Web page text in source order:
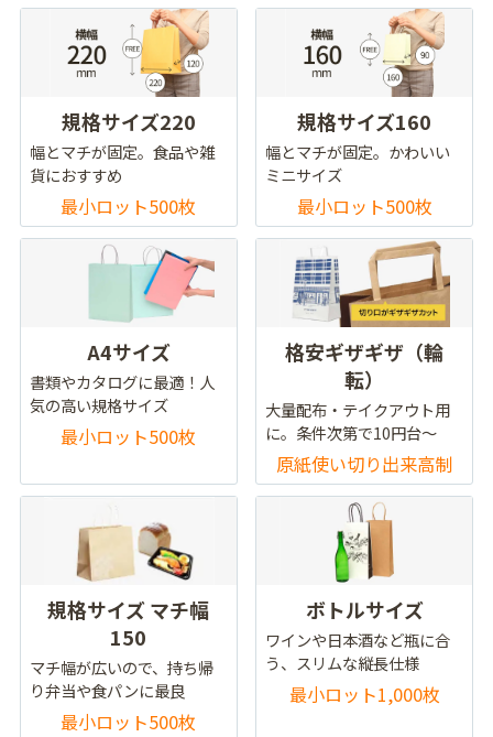
規格サイズ220
幅とマチが固定。食品や雑
貨におすすめ
最小ロット500枚
規格サイズ160
幅とマチが固定。かわいい
ミニサイズ
最小ロット500枚
A4サイズ
書類やカタログに最適！人
気の高い規格サイズ
最小ロット500枚
格安ギザギザ（輪
転）
大量配布・テイクアウト用
に。条件次第で10円台～
原紙使い切り出来高制
規格サイズ マチ幅
150
マチ幅が広いので、持ち帰
り弁当や食パンに最良
最小ロット500枚
ボトルサイズ
ワインや日本酒など瓶に合
う、スリムな縦長仕様
最小ロット1,000枚